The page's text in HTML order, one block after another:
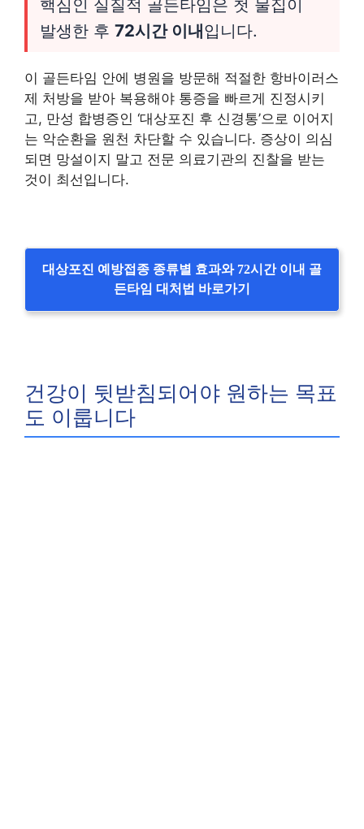
핵심인 실질적 골든타임은 첫 물집이
발생한 후 72시간 이내입니다.
이 골든타임 안에 병원을 방문해 적절한 항바이러스
제 처방을 받아 복용해야 통증을 빠르게 진정시키
고, 만성 합병증인 ‘대상포진 후 신경통’으로 이어지
는 악순환을 원천 차단할 수 있습니다. 증상이 의심
되면 망설이지 말고 전문 의료기관의 진찰을 받는
것이 최선입니다.
대상포진 예방접종 종류별 효과와 72시간 이내 골
든타임 대처법 바로가기
건강이 뒷받침되어야 원하는 목표
도 이룹니다